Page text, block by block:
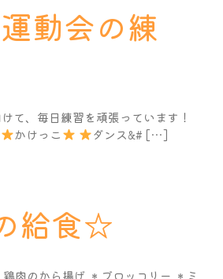
動会の練
て、毎日練習を頑張っています！
かけっこ ダンス&# […]
給食☆
肉のから揚げ ＊ブロッコリー ＊ミ